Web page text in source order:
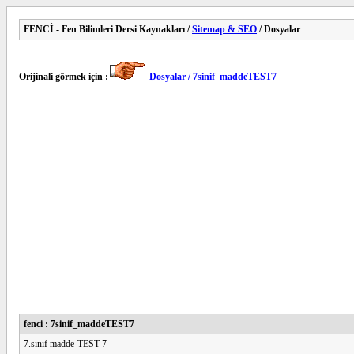
FENCİ - Fen Bilimleri Dersi Kaynakları /Sitemap & SEO / Dosyalar
Orijinali görmek için : Dosyalar / 7sinif_maddeTEST7
fenci : 7sinif_maddeTEST7
7.sınıf madde-TEST-7